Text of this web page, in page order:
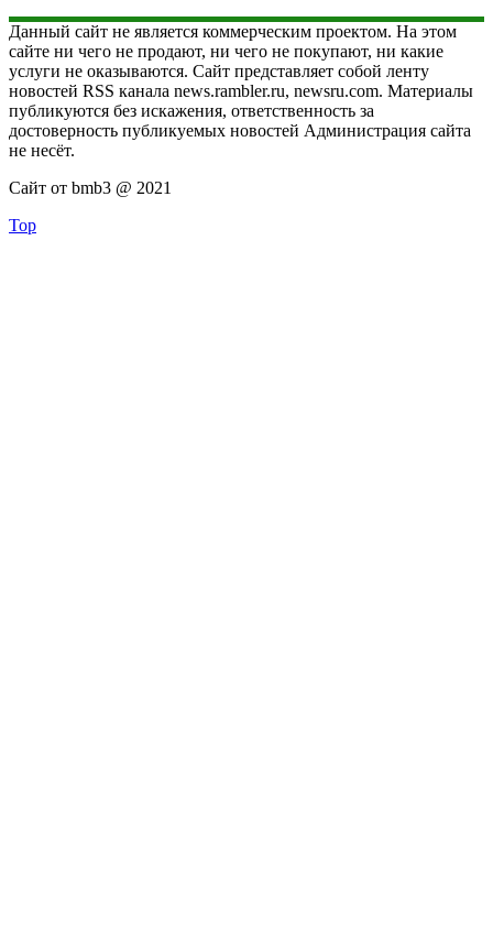
Данный сайт не является коммерческим проектом. На этом
сайте ни чего не продают, ни чего не покупают, ни какие
услуги не оказываются. Сайт представляет собой ленту
новостей RSS канала news.rambler.ru, newsru.com. Материалы
публикуются без искажения, ответственность за
достоверность публикуемых новостей Администрация сайта
не несёт.
Сайт от bmb3 @ 2021
Top